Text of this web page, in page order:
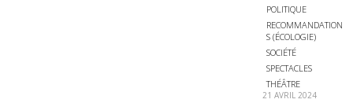
POLITIQUE
RECOMMANDATION
S (ÉCOLOGIE)
SOCIÉTÉ
SPECTACLES
THÉÂTRE
21 AVRIL 2024